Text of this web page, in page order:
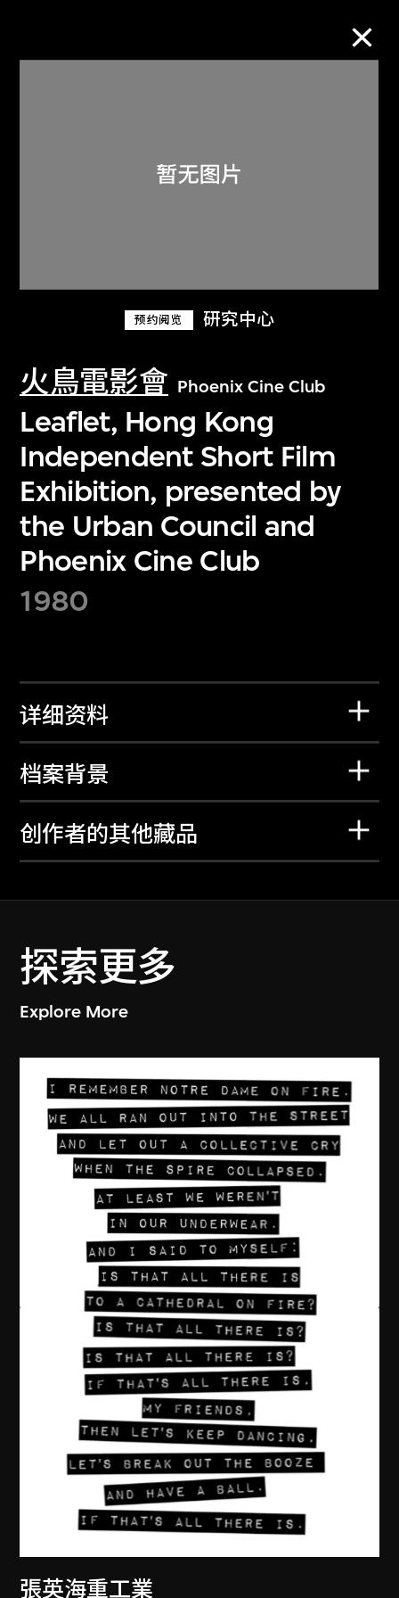
预约阅览 研究中心
火鳥電影會 Phoenix Cine Club
Leaflet, Hong Kong
Independent Short Film
Exhibition, presented by
the Urban Council and
Phoenix Cine Club
1980
详细资料
档案背景
创作者的其他藏品
探索更多
Explore More
張英海重工業
关于M+藏品
探索世界顶级的二十及二十一世纪视觉
文化藏品。